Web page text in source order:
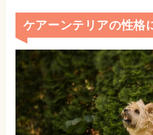
ケアーンテリアの性格